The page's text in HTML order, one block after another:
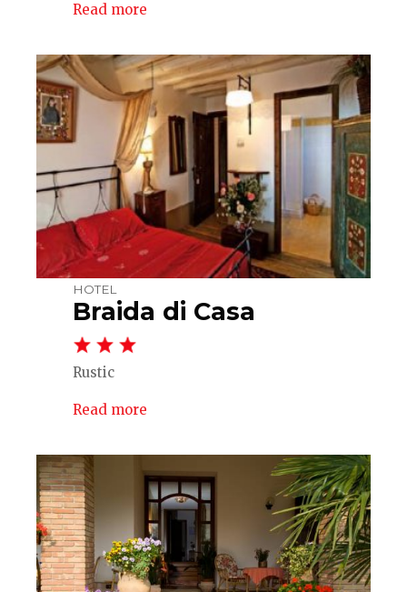
Read more
HOTEL
Braida di Casa
Rustic
Read more